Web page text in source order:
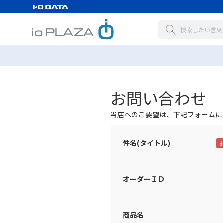
お問い合わせ
当店へのご要望は、下記フォーム
件名(タイトル)
オーダーＩＤ
商品名